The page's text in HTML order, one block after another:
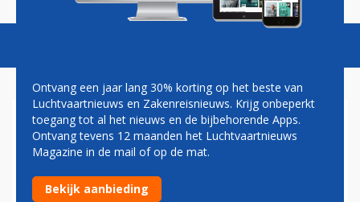
AIR FRANCE BRENGT CABINE
EMBRAER-VLOOT NAAR
NIVEAU AIRBUS A220
Ontvang een jaar lang 30% korting op het beste van
Luchtvaartnieuws en Zakenreisnieuws. Krijg onbeperkt
toegang tot al het nieuws en de bijbehorende Apps.
Ontvang tevens 12 maanden het Luchtvaartnieuws
Magazine in de mail of op de mat.
Bekijk aanbieding